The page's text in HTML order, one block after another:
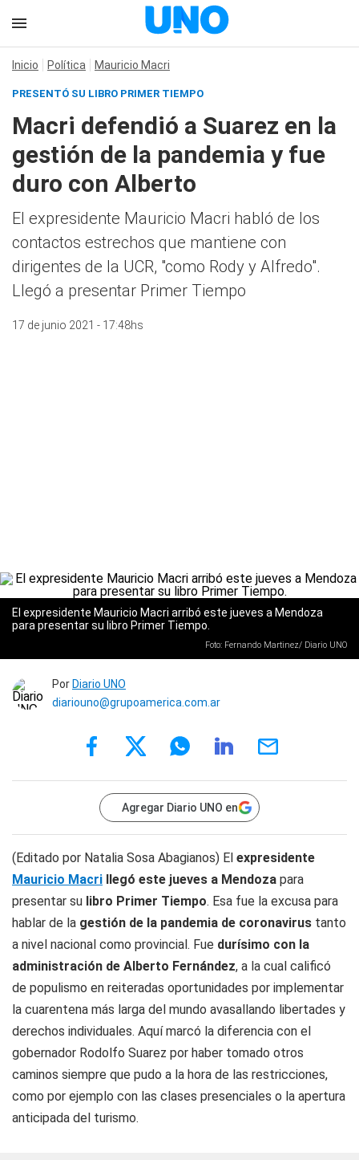
Inicio Política Mauricio Macri
PRESENTÓ SU LIBRO PRIMER TIEMPO
Macri defendió a Suarez en la
gestión de la pandemia y fue
duro con Alberto
El expresidente Mauricio Macri habló de los
contactos estrechos que mantiene con
dirigentes de la UCR, "como Rody y Alfredo".
Llegó a presentar Primer Tiempo
17 de junio 2021 - 17:48hs
El expresidente Mauricio Macri arribó este jueves a Mendoza
para presentar su libro Primer Tiempo.
Foto: Fernando Martinez/ Diario UNO
Por Diario UNO
diariouno@grupoamerica.com.ar
Agregar Diario UNO en
(Editado por Natalia Sosa Abagianos) El expresidente
Mauricio Macri llegó este jueves a Mendoza para
presentar su libro Primer Tiempo. Esa fue la excusa para
hablar de la gestión de la pandemia de coronavirus tanto
a nivel nacional como provincial. Fue durísimo con la
administración de Alberto Fernández, a la cual calificó
de populismo en reiteradas oportunidades por implementar
la cuarentena más larga del mundo avasallando libertades y
derechos individuales. Aquí marcó la diferencia con el
gobernador Rodolfo Suarez por haber tomado otros
caminos siempre que pudo a la hora de las restricciones,
como por ejemplo con las clases presenciales o la apertura
anticipada del turismo.